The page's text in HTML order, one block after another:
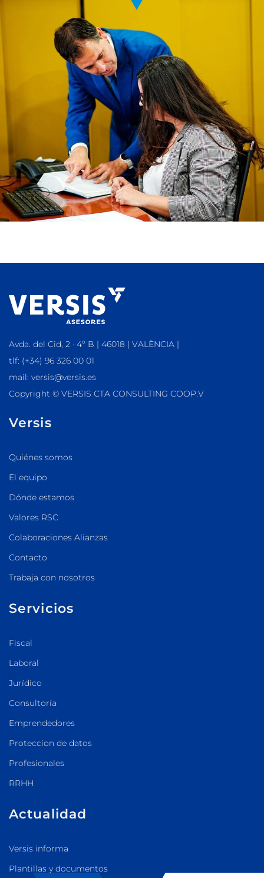
Avda. del Cid, 2 · 4º B | 46018 | VALÈNCIA |
tlf: (+34) 96 326 00 01
mail: versis@versis.es
Copyright © VERSIS CTA CONSULTING COOP.V
Versis
Quiénes somos
El equipo
Dónde estamos
Valores RSC
Colaboraciones Alianzas
Contacto
Trabaja con nosotros
Servicios
Fiscal
Laboral
Jurídico
Consultoría
Emprendedores
Proteccion de datos
Profesionales
RRHH
Actualidad
Versis informa
Plantillas y documentos